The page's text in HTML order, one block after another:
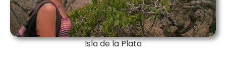
Isla de la Plata